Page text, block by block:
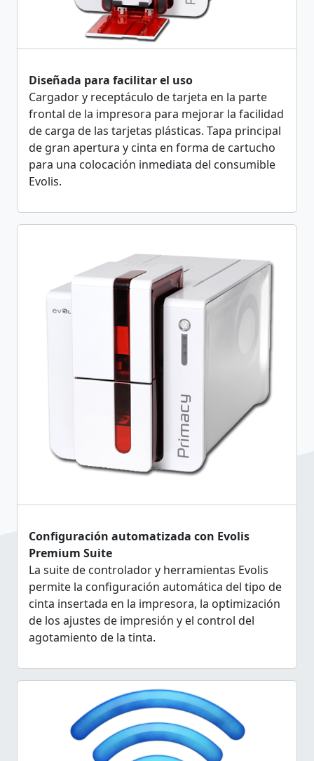
Diseñada para facilitar el uso
Cargador y receptáculo de tarjeta en la parte
frontal de la impresora para mejorar la facilidad
de carga de las tarjetas plásticas. Tapa principal
de gran apertura y cinta en forma de cartucho
para una colocación inmediata del consumible
Evolis.
Configuración automatizada con Evolis
Premium Suite
La suite de controlador y herramientas Evolis
permite la configuración automática del tipo de
cinta insertada en la impresora, la optimización
de los ajustes de impresión y el control del
agotamiento de la tinta.